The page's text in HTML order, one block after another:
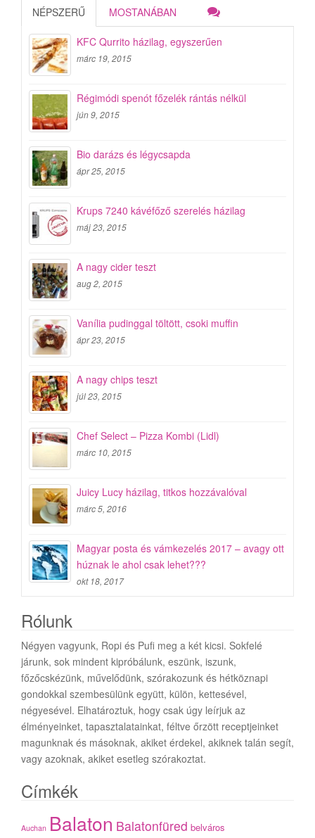
NÉPSZERŰ MOSTANÁBAN
KFC Qurrito házilag, egyszerűen
márc 19, 2015
Régimódi spenót főzelék rántás nélkül
jún 9, 2015
Bio darázs és légycsapda
ápr 25, 2015
Krups 7240 kávéfőző szerelés házilag
máj 23, 2015
A nagy cider teszt
aug 2, 2015
Vanília pudinggal töltött, csoki muffin
ápr 23, 2015
A nagy chips teszt
júl 23, 2015
Chef Select – Pizza Kombi (Lidl)
márc 10, 2015
Juicy Lucy házilag, titkos hozzávalóval
márc 5, 2016
Magyar posta és vámkezelés 2017 – avagy ott
húznak le ahol csak lehet???
okt 18, 2017
Rólunk
Négyen vagyunk, Ropi és Pufi meg a két kicsi. Sokfelé
járunk, sok mindent kipróbálunk, eszünk, iszunk,
főzőcskézünk, művelődünk, szórakozunk és hétköznapi
gondokkal szembesülünk együtt, külön, kettesével,
négyesével. Elhatároztuk, hogy csak úgy leírjuk az
élményeinket, tapasztalatainkat, féltve őrzött receptjeinket
magunknak és másoknak, akiket érdekel, akiknek talán segít,
vagy azoknak, akiket esetleg szórakoztat.
Címkék
Auchan Balaton Balatonfüred belváros